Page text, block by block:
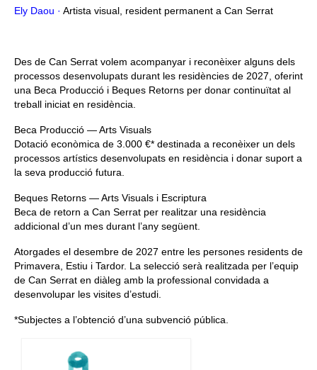
Ely Daou · Artista visual, resident permanent a Can Serrat
Des de Can Serrat volem acompanyar i reconèixer alguns dels
processos desenvolupats durant les residències de 2027, oferint
una Beca Producció i Beques Retorns per donar continuïtat al
treball iniciat en residència.
Beca Producció — Arts Visuals
Dotació econòmica de 3.000 €* destinada a reconèixer un dels
processos artístics desenvolupats en residència i donar suport a
la seva producció futura.
Beques Retorns — Arts Visuals i Escriptura
Beca de retorn a Can Serrat per realitzar una residència
addicional d’un mes durant l’any següent.
Atorgades el desembre de 2027 entre les persones residents de
Primavera, Estiu i Tardor. La selecció serà realitzada per l’equip
de Can Serrat en diàleg amb la professional convidada a
desenvolupar les visites d’estudi.
*Subjectes a l’obtenció d’una subvenció pública.